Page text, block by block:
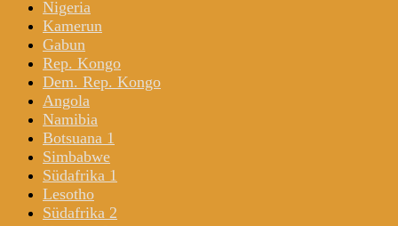
Nigeria
Kamerun
Gabun
Rep. Kongo
Dem. Rep. Kongo
Angola
Namibia
Botsuana 1
Simbabwe
Südafrika 1
Lesotho
Südafrika 2